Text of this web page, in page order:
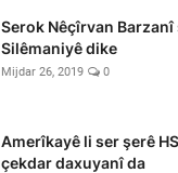
Serok Nêçîrvan Barzanî
Silêmaniyê dike
Mijdar 26, 2019 0
Amerîkayê li ser şerê
çekdar daxuyanî da